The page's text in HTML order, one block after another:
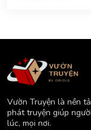
Vườn Truyện là nền
phát truyện giúp
lúc, mọi nơi.